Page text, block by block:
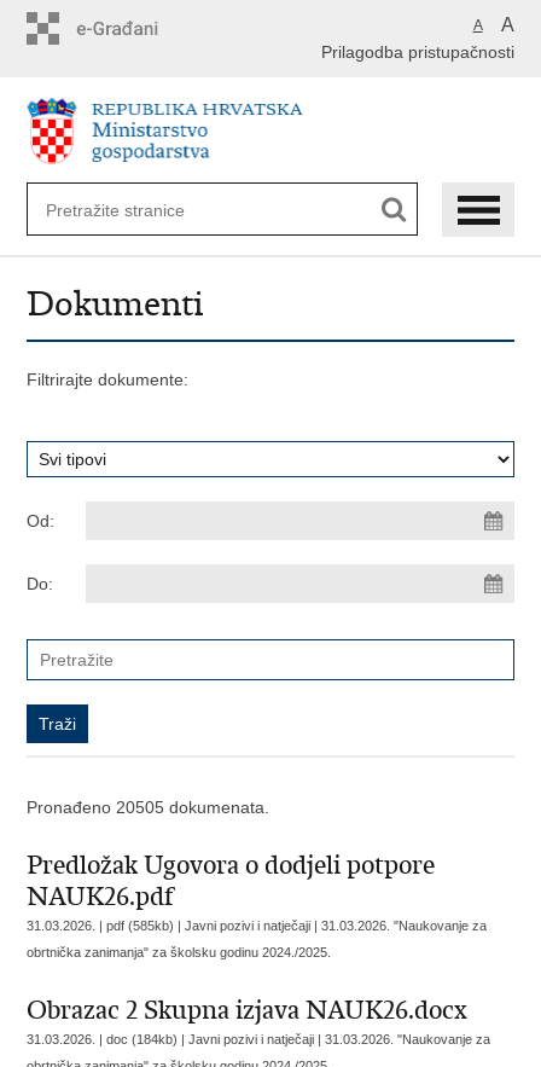
A A
Prilagodba pristupačnosti
Dokumenti
Filtrirajte dokumente:
Od:
Do:
Pronađeno 20505 dokumenata.
Predložak Ugovora o dodjeli potpore
NAUK26.pdf
31.03.2026. | pdf (585kb) | Javni pozivi i natječaji |31.03.2026. "Naukovanje za
obrtnička zanimanja" za školsku godinu 2024./2025.
Obrazac 2 Skupna izjava NAUK26.docx
31.03.2026. | doc (184kb) | Javni pozivi i natječaji |31.03.2026. "Naukovanje za